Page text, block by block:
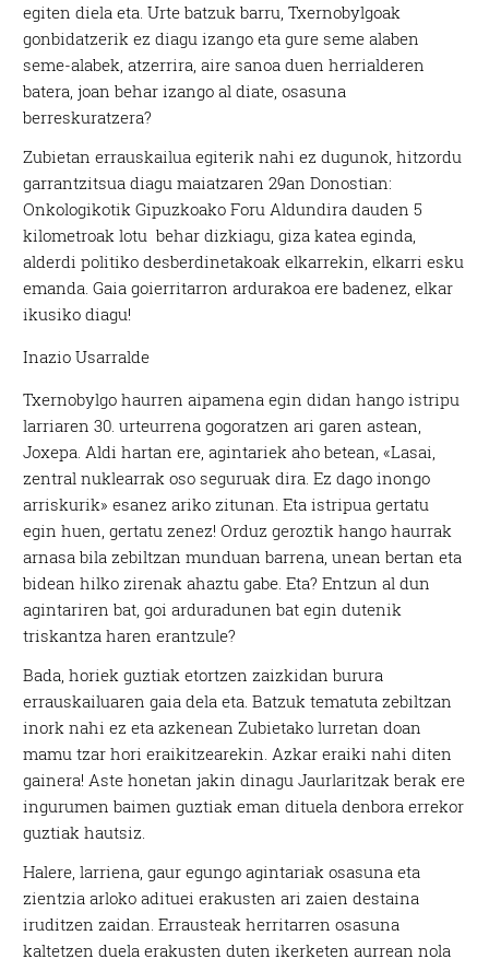
egiten diela eta. Urte batzuk barru, Txernobylgoak
gonbidatzerik ez diagu izango eta gure seme alaben
seme-alabek, atzerrira, aire sanoa duen herrialderen
batera, joan behar izango al diate, osasuna
berreskuratzera?
Zubietan errauskailua egiterik nahi ez dugunok, hitzordu
garrantzitsua diagu maiatzaren 29an Donostian:
Onkologikotik Gipuzkoako Foru Aldundira dauden 5
kilometroak lotu behar dizkiagu, giza katea eginda,
alderdi politiko desberdinetakoak elkarrekin, elkarri esku
emanda.Gaia goierritarron ardurakoa ere badenez, elkar
ikusiko diagu!
Inazio Usarralde
Txernobylgo haurren aipamena egin didan hango istripu
larriaren 30. urteurrena gogoratzen ari garen astean,
Joxepa. Aldi hartan ere, agintariek aho betean, «Lasai,
zentral nuklearrak oso seguruak dira. Ez dago inongo
arriskurik» esanez ariko zitunan. Eta istripua gertatu
egin huen, gertatu zenez! Orduz geroztik hango haurrak
arnasa bila zebiltzan munduan barrena, unean bertan eta
bidean hilko zirenak ahaztu gabe. Eta? Entzun al dun
agintariren bat, goi arduradunen bat egin dutenik
triskantza haren erantzule?
Bada, horiek guztiak etortzen zaizkidan burura
errauskailuaren gaia dela eta. Batzuk tematuta zebiltzan
inork nahi ez eta azkenean Zubietako lurretan doan
mamu tzar hori eraikitzearekin. Azkar eraiki nahi diten
gainera! Aste honetan jakin dinagu Jaurlaritzak berak ere
ingurumen baimen guztiak eman dituela denbora errekor
guztiak hautsiz.
Halere, larriena, gaur egungo agintariak osasuna eta
zientzia arloko adituei erakusten ari zaien destaina
iruditzen zaidan. Errausteak herritarren osasuna
kaltetzen duela erakusten duten ikerketen aurrean nola